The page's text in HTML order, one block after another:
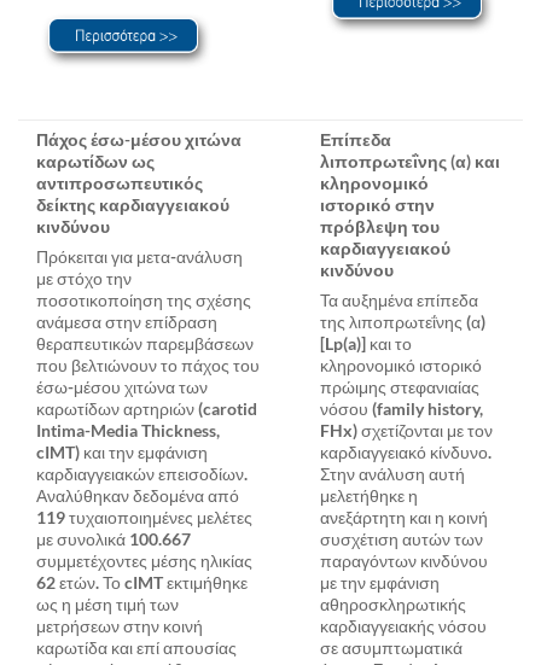
Πάχος έσω-μέσου χιτώνα
καρωτίδων ως
αντιπροσωπευτικός
δείκτης καρδιαγγειακού
κινδύνου
Πρόκειται για μετα-ανάλυση
με στόχο την
ποσοτικοποίηση της σχέσης
ανάμεσα στην επίδραση
θεραπευτικών παρεμβάσεων
που βελτιώνουν το πάχος του
έσω-μέσου χιτώνα των
καρωτίδων αρτηριών (carotid
Intima-Media Thickness,
cIMT) και την εμφάνιση
καρδιαγγειακών επεισοδίων.
Αναλύθηκαν δεδομένα από
119 τυχαιοποιημένες μελέτες
με συνολικά 100.667
συμμετέχοντες μέσης ηλικίας
62 ετών. Το cIMT εκτιμήθηκε
ως η μέση τιμή των
μετρήσεων στην κοινή
καρωτίδα και επί απουσίας
Επίπεδα
λιποπρωτεΐνης (α) και
κληρονομικό
ιστορικό στην
πρόβλεψη του
καρδιαγγειακού
κινδύνου
Τα αυξημένα επίπεδα
της λιποπρωτεΐνης (α)
[Lp(a)] και το
κληρονομικό ιστορικό
πρώιμης στεφανιαίας
νόσου (family history,
FHx) σχετίζονται με τον
καρδιαγγειακό κίνδυνο.
Στην ανάλυση αυτή
μελετήθηκε η
ανεξάρτητη και η κοινή
συσχέτιση αυτών των
παραγόντων κινδύνου
με την εμφάνιση
αθηροσκληρωτικής
καρδιαγγειακής νόσου
σε ασυμπτωματικά